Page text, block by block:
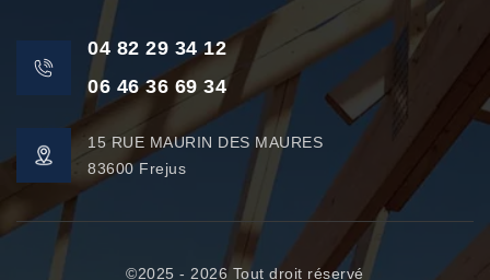
04 82 29 34 12
06 46 36 69 34
15 RUE MAURIN DES MAURES
83600 Frejus
©2025 - 2026 Tout droit réservé